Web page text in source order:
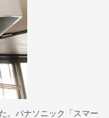
。パナソニック「スマー